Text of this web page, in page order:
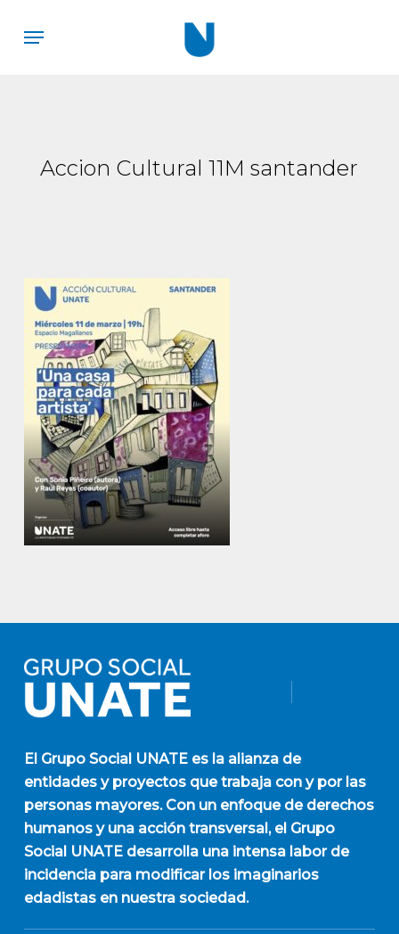
Menu
Accion Cultural 11M santander
El Grupo Social UNATEes la alianza de
entidades y proyectos que trabaja con y por las
personas mayores. Con un enfoque de derechos
humanos y una acción transversal, el Grupo
Social UNATE desarrolla una intensa labor de
incidencia para modificar los imaginarios
edadistas en nuestra sociedad.